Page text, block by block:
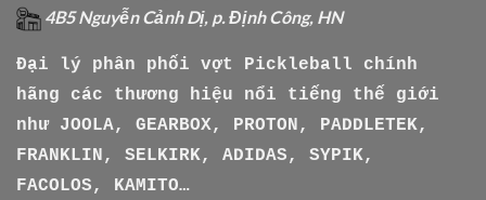
4B5 Nguyễn Cảnh Dị, p. Định Công, HN
Đại lý phân phối vợt Pickleball chính
hãng các thương hiệu nổi tiếng thế giới
như
JOOLA, GEARBOX, PROTON, PADDLETEK,
FRANKLIN, SELKIRK, ADIDAS, SYPIK,
FACOLOS, KAMITO…